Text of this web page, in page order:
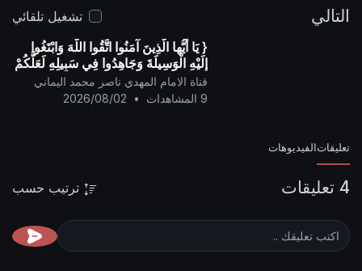
التالي
تشغيل تلقائي
{ يَا أيُّها الَّذِينَ آمَنُوا اتَّقُوا اللَّهَ وَابْتَغُوا
إِلَيْهِ الْوَسِيلَةَ وَجَاهِدُوا فِي سَبِيلِهِ لَعَلَّكُمْ
تُفْلِحُونَ }
قناة الامام المهدي ناصر محمد اليماني
9 المشاهدات
•
2026/08/02
تعليقات الفيديوهات
4 تعليقات ترتيب حسب